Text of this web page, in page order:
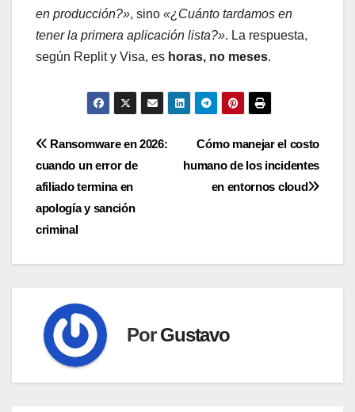
en producción?», sino «¿Cuánto tardamos en
tener la primera aplicación lista?». La respuesta,
según Replit y Visa, es horas, no meses.
Navegación
de
entradas
Cómo manejar el costo
humano de los incidentes
en entornos cloud
Ransomware en 2026:
cuando un error de
afiliado termina en
apología y sanción
criminal
PorGustavo